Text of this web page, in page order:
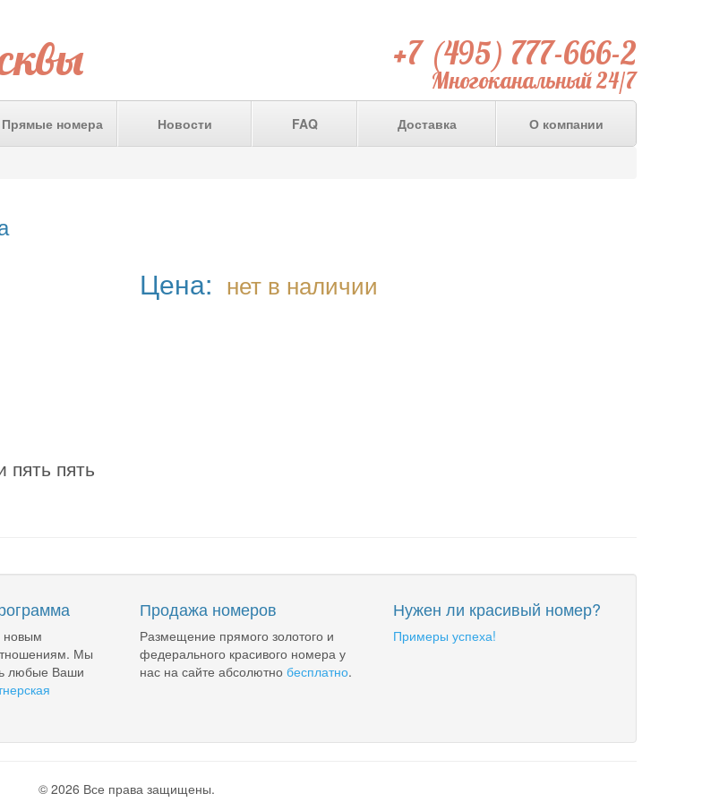
+7 (495) 777-666-2
Многоканальный 24/7
Прямые номера Новости FAQ Доставка О компании
Цена: нет в наличии
пять пять
новым
Мы
любые Ваши
Продажа номеров
Размещение прямого золотого и
федерального красивого номера у
нас на сайте абсолютно бесплатно.
Нужен ли красивый номер?
Примеры успеха!
© 2026 Все права защищены.